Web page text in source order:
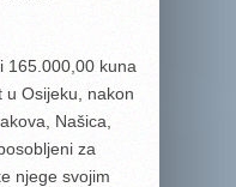
165.000,00 kuna
u Osijeku, nakon
Našica,
za
njege svojim